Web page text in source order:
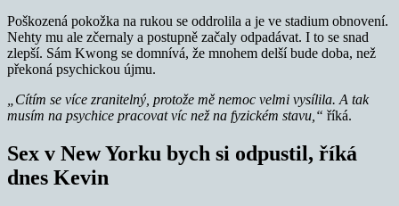
Poškozená pokožka na rukou se oddrolila a je ve stadium obnovení.
Nehty mu ale zčernaly a postupně začaly odpadávat. I to se snad
zlepší. Sám Kwong se domnívá, že mnohem delší bude doba, než
překoná psychickou újmu.
„Cítím se více zranitelný, protože mě nemoc velmi vysílila. A tak
musím na psychice pracovat víc než na fyzickém stavu,“ říká.
Sex v New Yorku bych si odpustil, říká
dnes Kevin